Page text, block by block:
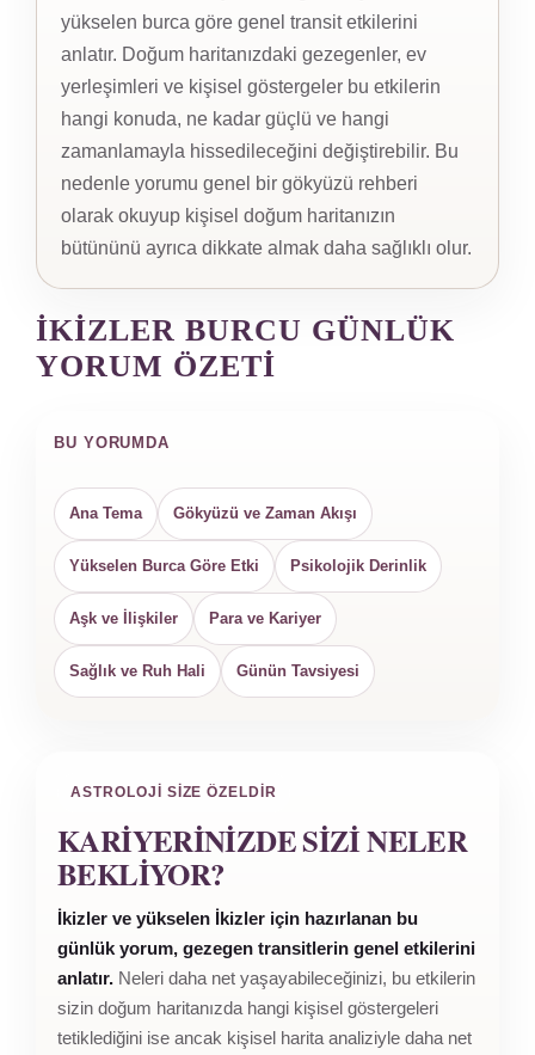
yükselen burca göre genel transit etkilerini
anlatır. Doğum haritanızdaki gezegenler, ev
yerleşimleri ve kişisel göstergeler bu etkilerin
hangi konuda, ne kadar güçlü ve hangi
zamanlamayla hissedileceğini değiştirebilir. Bu
nedenle yorumu genel bir gökyüzü rehberi
olarak okuyup kişisel doğum haritanızın
bütününü ayrıca dikkate almak daha sağlıklı olur.
İKIZLER BURCU GÜNLÜK
YORUM ÖZETI
BU YORUMDA
Ana Tema Gökyüzü ve Zaman Akışı
Yükselen Burca Göre Etki Psikolojik Derinlik
Aşk ve İlişkiler Para ve Kariyer
Sağlık ve Ruh Hali Günün Tavsiyesi
ASTROLOJI SIZE ÖZELDIR
KARIYERINIZDE SIZI NELER
BEKLIYOR?
İkizler ve yükselen İkizler için hazırlanan bu
günlük yorum, gezegen transitlerin genel etkilerini
anlatır. Neleri daha net yaşayabileceğinizi, bu etkilerin
sizin doğum haritanızda hangi kişisel göstergeleri
tetiklediğini ise ancak kişisel harita analiziyle daha net